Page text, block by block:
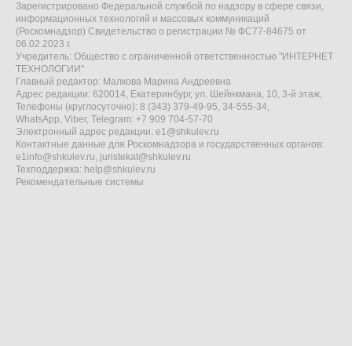
Зарегистрировано Федеральной службой по надзору в сфере связи,
информационных технологий и массовых коммуникаций
(Роскомнадзор) Свидетельство о регистрации № ФС77-84675 от
06.02.2023 г.
Учредитель: Общество с ограниченной ответственностью "ИНТЕРНЕТ
ТЕХНОЛОГИИ"
Главный редактор: Малкова Марина Андреевна
Адрес редакции: 620014, Екатеринбург, ул. Шейнкмана, 10, 3-й этаж,
Телефоны (круглосуточно): 8 (343) 379-49-95, 34-555-34,
WhatsApp, Viber, Telegram: +7 909 704-57-70
Электронный адрес редакции: e1@shkulev.ru
Контактные данные для Роскомнадзора и государственных органов:
e1info@shkulev.ru, juristekat@shkulev.ru
Техподдержка: help@shkulev.ru
Рекомендательные системы